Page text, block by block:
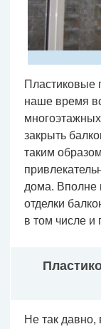
Пластиковые
наше время
закрыть
таким
дома.
отделки
в том числе и
Не так давно,